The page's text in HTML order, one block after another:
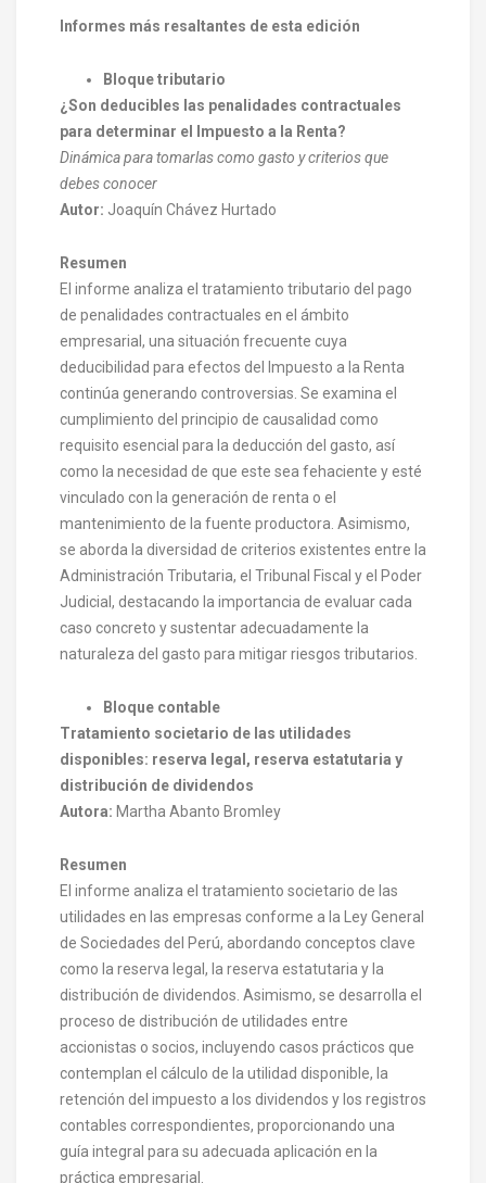
Informes más resaltantes de esta edición
Bloque tributario
¿Son deducibles las penalidades contractuales
para determinar el Impuesto a la Renta?
Dinámica para tomarlas como gasto y criterios que
debes conocer
Autor: Joaquín Chávez Hurtado
Resumen
El informe analiza el tratamiento tributario del pago
de penalidades contractuales en el ámbito
empresarial, una situación frecuente cuya
deducibilidad para efectos del Impuesto a la Renta
continúa generando controversias. Se examina el
cumplimiento del principio de causalidad como
requisito esencial para la deducción del gasto, así
como la necesidad de que este sea fehaciente y esté
vinculado con la generación de renta o el
mantenimiento de la fuente productora. Asimismo,
se aborda la diversidad de criterios existentes entre la
Administración Tributaria, el Tribunal Fiscal y el Poder
Judicial, destacando la importancia de evaluar cada
caso concreto y sustentar adecuadamente la
naturaleza del gasto para mitigar riesgos tributarios.
Bloque contable
Tratamiento societario de las utilidades
disponibles: reserva legal, reserva estatutaria y
distribución de dividendos
Autora: Martha Abanto Bromley
Resumen
El informe analiza el tratamiento societario de las
utilidades en las empresas conforme a la Ley General
de Sociedades del Perú, abordando conceptos clave
como la reserva legal, la reserva estatutaria y la
distribución de dividendos. Asimismo, se desarrolla el
proceso de distribución de utilidades entre
accionistas o socios, incluyendo casos prácticos que
contemplan el cálculo de la utilidad disponible, la
retención del impuesto a los dividendos y los registros
contables correspondientes, proporcionando una
guía integral para su adecuada aplicación en la
práctica empresarial.